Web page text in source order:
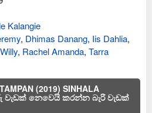
Kalangie
, Dhimas Danang, Iis Dahlia,
, Rachel Amanda, Tarra
(2019) SINHALA
වැඩක් නෙවෙයි කරන්න බැරි වැඩක්